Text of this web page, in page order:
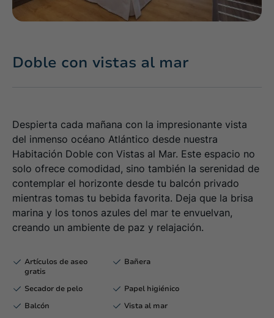
Doble con vistas al mar
Despierta cada mañana con la impresionante vista
del inmenso océano Atlántico desde nuestra
Habitación Doble con Vistas al Mar. Este espacio no
solo ofrece comodidad, sino también la serenidad de
contemplar el horizonte desde tu balcón privado
mientras tomas tu bebida favorita. Deja que la brisa
marina y los tonos azules del mar te envuelvan,
creando un ambiente de paz y relajación.
Artículos de aseo
gratis
Bañera
Secador de pelo
Papel higiénico
Balcón
Vista al mar